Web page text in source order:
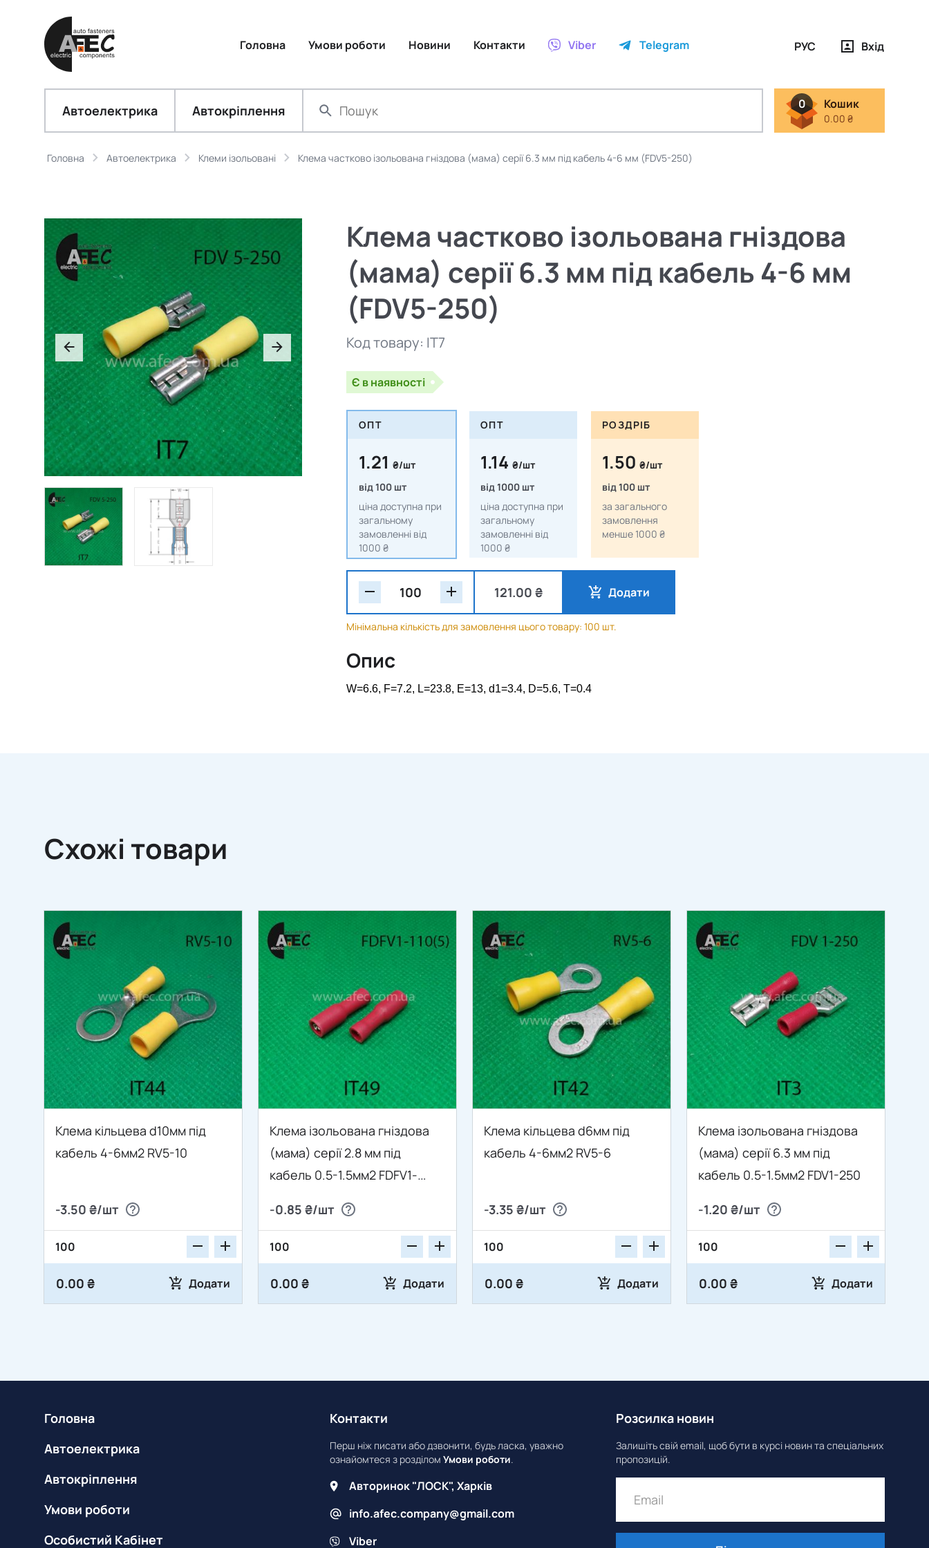
Головна Умови роботи Новини Контакти Viber Telegram РУС Вхід
Автоелектрика Автокріплення 0 Кошик
0.00 ₴
Головна Автоелектрика Клеми ізольовані Клема частково ізольована гніздова (мама) серії 6.3 мм під кабель 4-6 мм (FDV5-250)
Клема частково ізольована гніздова
(мама) серії 6.3 мм під кабель 4-6 мм
(FDV5-250)
Код товару: IT7
Є в наявності
ОПТ
1.21₴/шт
від 100 шт
ціна доступна при
загальному
замовленні від
1000 ₴
ОПТ
1.14₴/шт
від 1000 шт
ціна доступна при
загальному
замовленні від
1000 ₴
РОЗДРІБ
1.50₴/шт
від 100 шт
за загального
замовлення
менше 1000 ₴
121.00 ₴ Додати
Мінімальна кількість для замовлення цього товару: 100 шт.
Опис
W=6.6, F=7.2, L=23.8, E=13, d1=3.4, D=5.6, T=0.4
Схожі товари
Клема кільцева d10мм під
кабель 4-6мм2 RV5-10
-3.50 ₴/шт
0.00 ₴ Додати
Клема ізольована гніздова
(мама) серії 2.8 мм під
кабель 0.5-1.5мм2 FDFV1-
-0.85 ₴/шт
0.00 ₴ Додати
Клема кільцева d6мм під
кабель 4-6мм2 RV5-6
-3.35 ₴/шт
0.00 ₴ Додати
Клема ізольована гніздова
(мама) серії 6.3 мм під
кабель 0.5-1.5мм2 FDV1-250
-1.20 ₴/шт
0.00 ₴ Додати
Головна
Автоелектрика
Автокріплення
Умови роботи
Особистий Кабінет
Контакти
Перш ніж писати або дзвонити, будь ласка, уважно
ознайомтеся з розділомУмови роботи.
Авторинок "ЛОСК", Харків
info.afec.company@gmail.com
Viber
Розсилка новин
Залишіть свій email, щоб бути в курсі новин та спеціальних
пропозицій.